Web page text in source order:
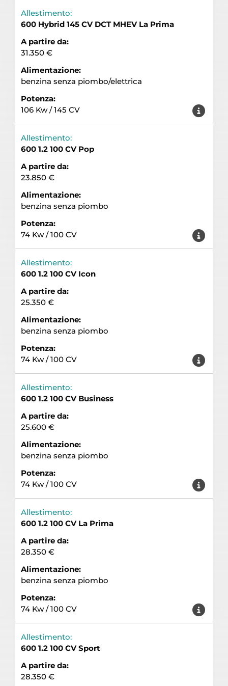
Allestimento:
600 Hybrid 145 CV DCT MHEV La Prima
A partire da:
31.350 €
Alimentazione:
benzina senza piombo/elettrica
Potenza:
106 Kw / 145 CV
Allestimento:
600 1.2 100 CV Pop
A partire da:
23.850 €
Alimentazione:
benzina senza piombo
Potenza:
74 Kw / 100 CV
Allestimento:
600 1.2 100 CV Icon
A partire da:
25.350 €
Alimentazione:
benzina senza piombo
Potenza:
74 Kw / 100 CV
Allestimento:
600 1.2 100 CV Business
A partire da:
25.600 €
Alimentazione:
benzina senza piombo
Potenza:
74 Kw / 100 CV
Allestimento:
600 1.2 100 CV La Prima
A partire da:
28.350 €
Alimentazione:
benzina senza piombo
Potenza:
74 Kw / 100 CV
Allestimento:
600 1.2 100 CV Sport
A partire da:
28.350 €